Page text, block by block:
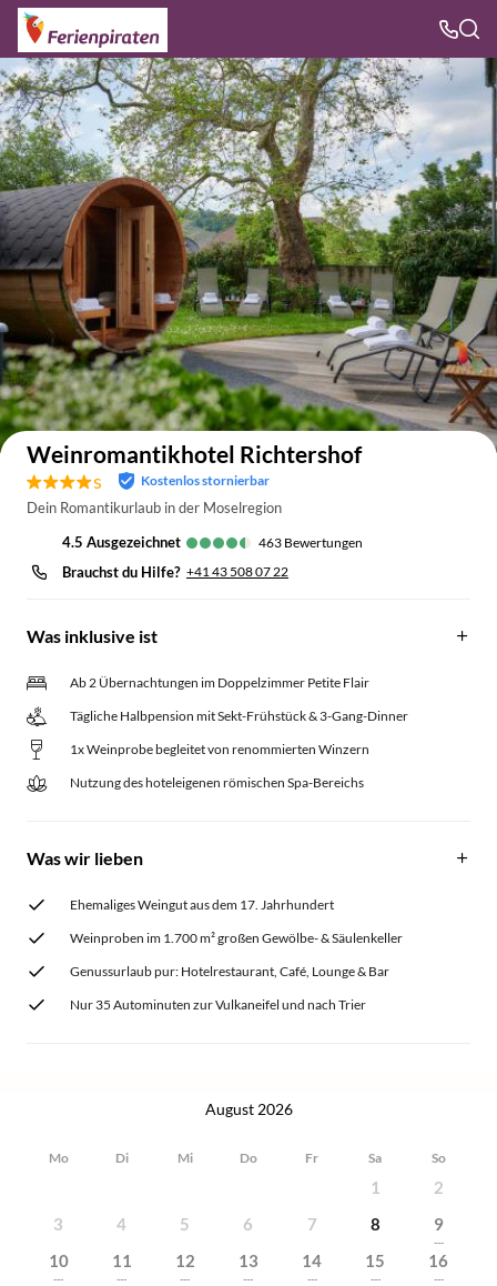
Auf der Karte anzeigen
Weinromantikhotel Richtershof
s Kostenlos stornierbar
Dein Romantikurlaub in der Moselregion
4.5
ausgezeichnet 463 Bewertungen
Brauchst du Hilfe? +41 43 508 07 22
Was inklusive ist
Ab 2 Übernachtungen im Doppelzimmer Petite Flair
Tägliche Halbpension mit Sekt-Frühstück & 3-Gang-Dinner
1x Weinprobe begleitet von renommierten Winzern
Nutzung des hoteleigenen römischen Spa-Bereichs
Was wir lieben
Ehemaliges Weingut aus dem 17. Jahrhundert
Weinproben im 1.700 m² großen Gewölbe- & Säulenkeller
Genussurlaub pur: Hotelrestaurant, Café, Lounge & Bar
Nur 35 Autominuten zur Vulkaneifel und nach Trier
August 2026
Mo Di Mi Do Fr Sa So
1
2
3
4 5 6 7 8 9
---
10
---
11
---
12
---
13
---
14
---
15
---
16
---